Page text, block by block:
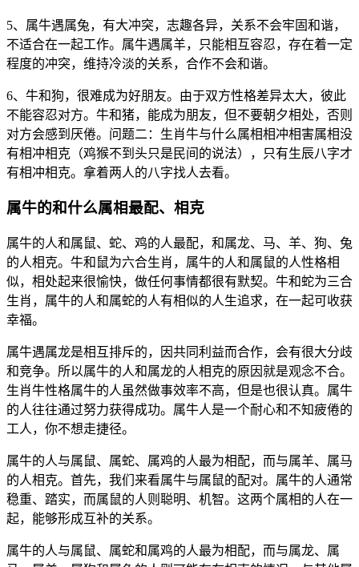
5、属牛遇属兔，有大冲突，志趣各异，关系不会牢固和谐，
不适合在一起工作。属牛遇属羊，只能相互容忍，存在着一定
程度的冲突，维持冷淡的关系，合作不会和谐。
6、牛和狗，很难成为好朋友。由于双方性格差异太大，彼此
不能容忍对方。牛和猪，能成为朋友，但不要朝夕相处，否则
对方会感到厌倦。问题二：生肖牛与什么属相相冲相害属相没
有相冲相克（鸡猴不到头只是民间的说法），只有生辰八字才
有相冲相克。拿着两人的八字找人去看。
属牛的和什么属相最配、相克
属牛的人和属鼠、蛇、鸡的人最配，和属龙、马、羊、狗、兔
的人相克。牛和鼠为六合生肖，属牛的人和属鼠的人性格相
似，相处起来很愉快，做任何事情都很有默契。牛和蛇为三合
生肖，属牛的人和属蛇的人有相似的人生追求，在一起可收获
幸福。
属牛遇属龙是相互排斥的，因共同利益而合作，会有很大分歧
和竞争。所以属牛的人和属龙的人相克的原因就是观念不合。
生肖牛性格属牛的人虽然做事效率不高，但是也很认真。属牛
的人往往通过努力获得成功。属牛人是一个耐心和不知疲倦的
工人，你不想走捷径。
属牛的人与属鼠、属蛇、属鸡的人最为相配，而与属羊、属马
的人相克。首先，我们来看属牛与属鼠的配对。属牛的人通常
稳重、踏实，而属鼠的人则聪明、机智。这两个属相的人在一
起，能够形成互补的关系。
属牛的人与属鼠、属蛇和属鸡的人最为相配，而与属龙、属